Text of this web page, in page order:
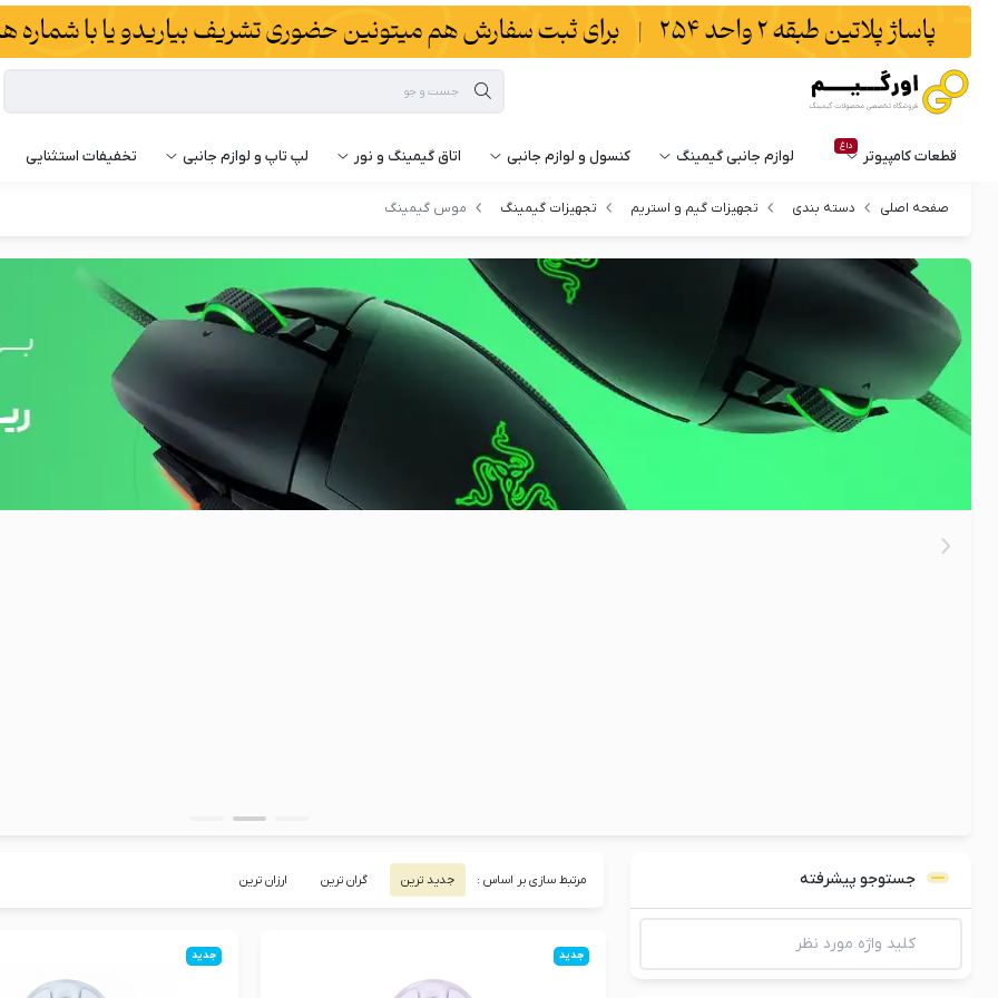
قطعات کامپیوتر
داغ
لوازم جانبی گیمینگ کنسول و لوازم جانبی اتاق گیمینگ و نور لپ تاپ و لوازم جانبی تخفیفات استثنایی
صفحه اصلی دسته بندی تجهیزات گیم و استریم تجهیزات گیمینگ موس گیمینگ
جستوجو پیشرفته مرتبط سازی بر اساس : جدید ترین گران ترین ارزان ترین
جدید جدید